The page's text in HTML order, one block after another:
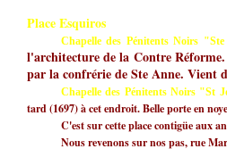
Place Esquiros
Chapelle des Pénitents Noirs
l'architecture de la Contre
par la confrérie de Ste Anne.
Chapelle des Pénitents Noirs "St
tard (1697) à cet endroit. Belle porte en
C'est sur cette place contigüe aux
Nous revenons sur nos pas, rue